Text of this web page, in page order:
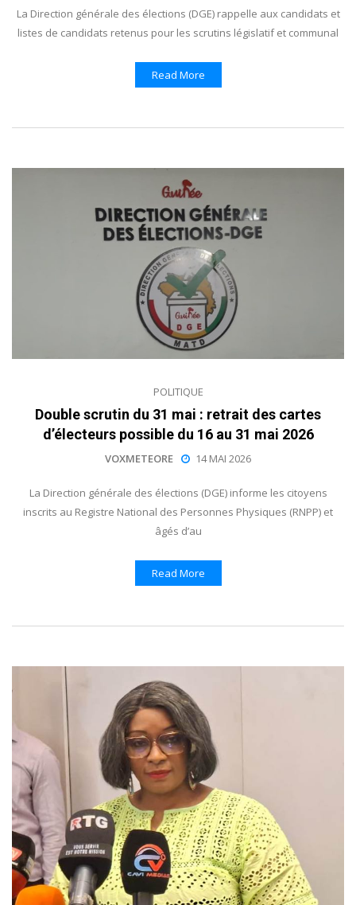
La Direction générale des élections (DGE) rappelle aux candidats et
listes de candidats retenus pour les scrutins législatif et communal
Read More
POLITIQUE
Double scrutin du 31 mai : retrait des cartes
d’électeurs possible du 16 au 31 mai 2026
VOXMETEORE 14 MAI 2026
La Direction générale des élections (DGE) informe les citoyens
inscrits au Registre National des Personnes Physiques (RNPP) et
âgés d’au
Read More